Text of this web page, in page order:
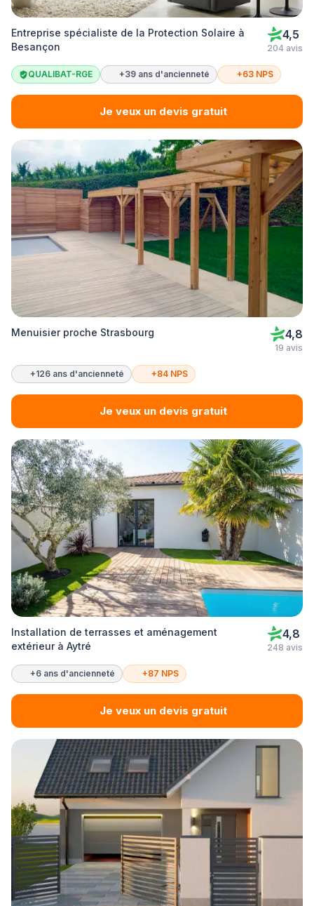
Entreprise spécialiste de la Protection Solaire à
Besançon
4,5
204 avis
QUALIBAT-RGE +39 ans d'ancienneté +63 NPS
Je veux un devis gratuit
Menuisier proche Strasbourg 4,8
19 avis
+126 ans d'ancienneté +84 NPS
Je veux un devis gratuit
Installation de terrasses et aménagement
extérieur à Aytré
4,8
248 avis
+6 ans d'ancienneté +87 NPS
Je veux un devis gratuit